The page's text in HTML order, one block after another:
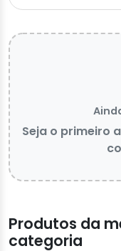
Seja o primeiro
Produtos da
categoria